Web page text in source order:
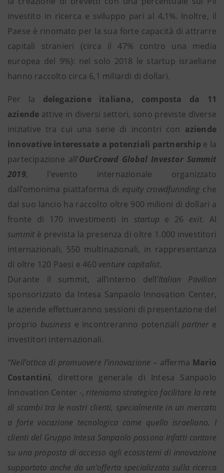
investito in ricerca e sviluppo pari al 4,1%. Inoltre, il
Paese è rinomato per la sua forte capacità di attrarre
capitali stranieri (circa il 47% contro una media
europea del 9%): nel solo 2018 le startup israeliane
hanno raccolto circa 6,1 miliardi di dollari.
Per la delegazione italiana, composta da 11
aziende attive in diversi settori, sono previste diverse
iniziative tra cui una serie di incontri con aziende
innovative interessate a potenziali partnership e la
partecipazione all’OurCrowd Global Investor Summit
2019, l’evento internazionale organizzato
dall’omonima piattaforma di equity crowdfunnding che
dal suo lancio ha raccolto oltre 900 milioni di dollari a
fronte di 170 investimenti in startup e 26 exit. Al
summit è prevista la presenza di oltre 1.000 investitori
internazionali, 550 multinazionali, in rappresentanza
di oltre 120 Paesi e 460 venture capitalist.
Durante il summit, all’interno dell’Italian Pavilion
sponsorizzato da Intesa Sanpaolo Innovation Center,
le aziende effettueranno sessioni di presentazione del
proprio business e incontreranno potenziali partnere
investitori internazionali.
“Nell’ottica di promuovere l’innovazione – afferma Mario
Costantini, direttore generale di Intesa Sanpaolo
Innovation Center -, riteniamo strategico facilitare la rete
di scambi tra le nostri clienti, specialmente in un mercato
a forte vocazione tecnologica come quello israeliano. I
clienti del Gruppo Intesa Sanpaolo possono infatti contare
su una proposta di accesso agli ecosistemi di innovazione
supportato anche da un’offerta specializzata sulla ricerca